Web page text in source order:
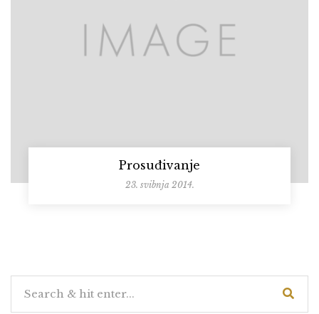
Prosuđivanje
23. svibnja 2014.